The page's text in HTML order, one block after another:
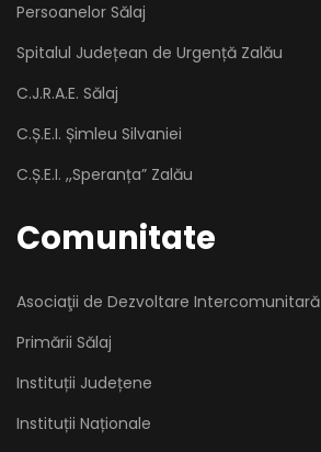
Persoanelor Sălaj
Spitalul Județean de Urgență Zalău
C.J.R.A.E. Sălaj
C.Ș.E.I. Șimleu Silvaniei
C.Ș.E.I. ,,Speranța” Zalău
Comunitate
Asociaţii de Dezvoltare Intercomunitară
Primării Sălaj
Instituții Județene
Instituții Naționale